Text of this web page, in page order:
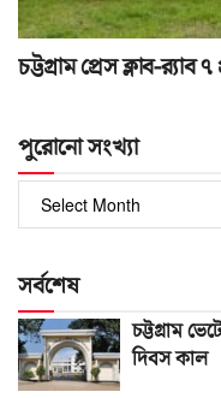
চট্টগ্রাম প্রেস ক্লাব-
পুরোনো সংখ্যা
সংখ্যা
সর্বশেষ
চট্টগ্রাম
দিবস কাল